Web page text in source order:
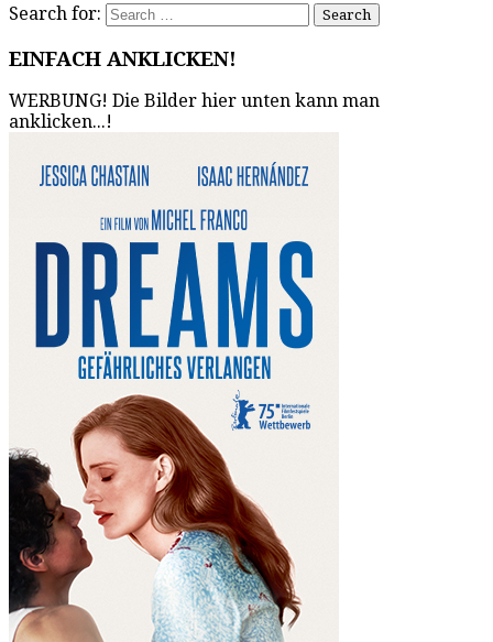
Search for:
EINFACH ANKLICKEN!
WERBUNG! Die Bilder hier unten kann man
anklicken...!